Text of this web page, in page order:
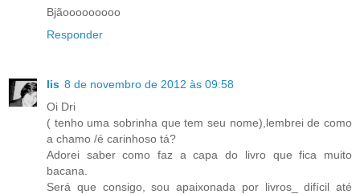
Bjãooooooooo
Responder
lis 8 de novembro de 2012 às 09:58
Oi Dri
( tenho uma sobrinha que tem seu nome),lembrei de como
a chamo /é carinhoso tá?
Adorei saber como faz a capa do livro que fica muito
bacana.
Será que consigo, sou apaixonada por livros_ difícil até